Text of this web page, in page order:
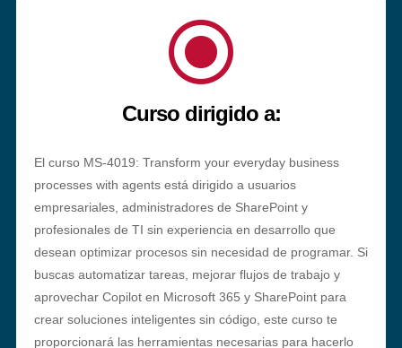
\
Curso dirigido a:
El curso MS-4019: Transform your everyday business
processes with agents está dirigido a usuarios
empresariales, administradores de SharePoint y
profesionales de TI sin experiencia en desarrollo que
desean optimizar procesos sin necesidad de programar. Si
buscas automatizar tareas, mejorar flujos de trabajo y
aprovechar Copilot en Microsoft 365 y SharePoint para
crear soluciones inteligentes sin código, este curso te
proporcionará las herramientas necesarias para hacerlo